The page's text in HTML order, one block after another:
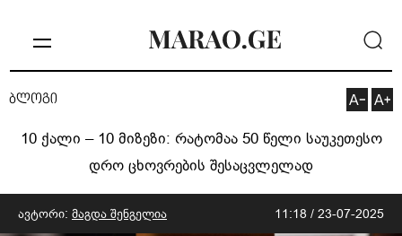
ბლოგი
10 ქალი – 10 მიზეზი: რატომაა 50 წელი საუკეთესო
დრო ცხოვრების შესაცვლელად
ავტორი: მაგდა შენგელია 11:18 / 23-07-2025